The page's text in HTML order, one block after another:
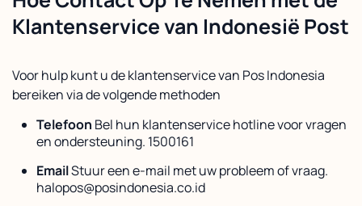
Klantenservice van Indonesië Post
Voor hulp kunt u de klantenservice van Pos Indonesia
bereiken via de volgende methoden
Telefoon Bel hun klantenservice hotline voor vragen
en ondersteuning. 1500161
EmailStuur een e-mail met uw probleem of vraag.
halopos@posindonesia.co.id